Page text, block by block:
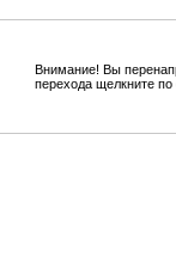
Внимание! Вы
перехода щелкните по